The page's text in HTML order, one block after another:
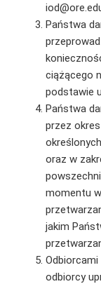
Państwa
ciążącego
podstawie
Państwa
przez
oraz w
momentu
jakim
odbiorcy